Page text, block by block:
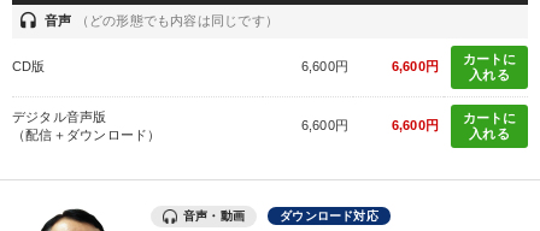
headset 音声 （どの形態でも内容は同じです）
CD版 6,600円 6,600円
カートに
入れる
デジタル音声版
（配信＋ダウンロード）
6,600円 6,600円
カートに
入れる
音声・動画 ダウンロード対応